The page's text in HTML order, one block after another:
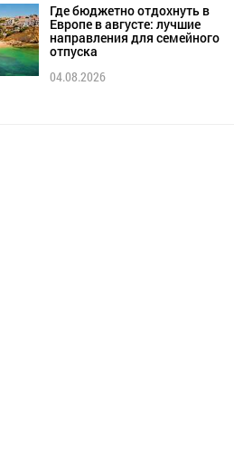
Где бюджетно отдохнуть в
Европе в августе: лучшие
направления для семейного
отпуска
04.08.2026